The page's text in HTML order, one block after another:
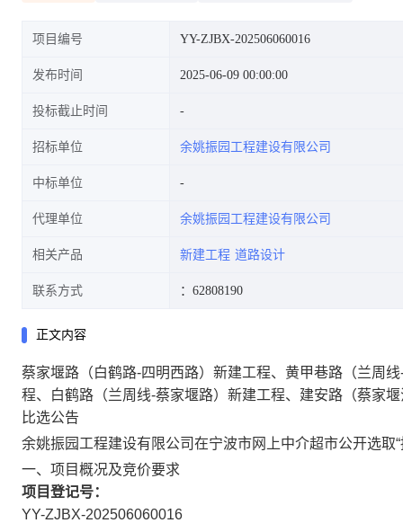
线-建民路)新建工程、白鹤路
(兰周线-蔡家堰路)新建工程、
工程五条道路设计招标代理服务
事宜招标代理比选公告
项目编号 YY-ZJBX-202506060016
发布时间 2025-06-09 00:00:00
投标截止时间
招标单位 余姚振园工程建设有限公司
中标单位
代理单位 余姚振园工程建设有限公司
相关产品 新建工程 道路设计
联系方式 ：62808190
正文内容
蔡家堰路（白鹤路-四明西路）新建工程、黄甲巷路（兰周
程、白鹤路（兰周线-蔡家堰路）新建工程、建安路（蔡家
比选公告
余姚振园工程建设有限公司在宁波市网上中介超市公开选取
一、项目概况及竞价要求
项目登记号：
YY-ZJBX-202506060016